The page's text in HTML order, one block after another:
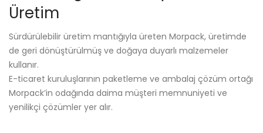
Üretim
Sürdürülebilir üretim mantığıyla üreten Morpack, üretimde
de geri dönüştürülmüş ve doğaya duyarlı malzemeler
kullanır.
E-ticaret kuruluşlarının paketleme ve ambalaj çözüm ortağı
Morpack’in odağında daima müşteri memnuniyeti ve
yenilikçi çözümler yer alır.